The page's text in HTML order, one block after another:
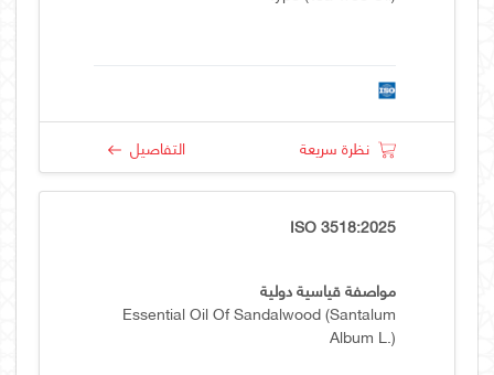
نظرة سريعة التفاصيل
ISO 3518:2025
مواصفة قياسية دولية
Essential Oil Of Sandalwood (Santalum
Album L.)